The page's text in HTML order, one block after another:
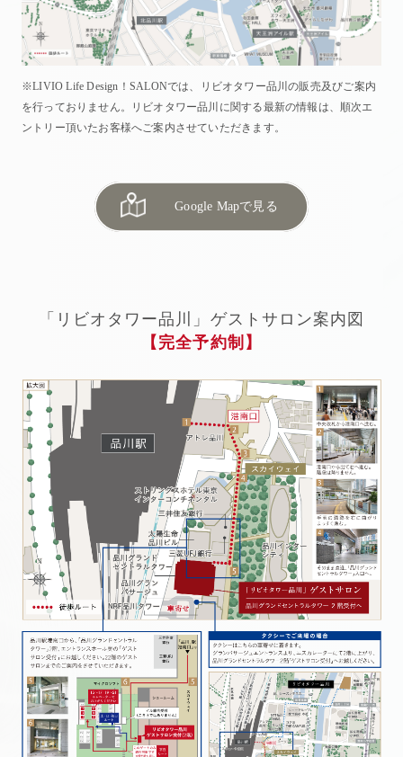
LIMITED CONTENTS
物件エントリー者様限定ページ
※LIVIO Life Design！SALONでは、
リビオタワー品川の販売及びご案内を
行っておりません。
リビオタワー品川に関する最新の情報は、順次エントリー頂いたお客様へ
ご案内させていただきます。
品川のゲストサロンにて、シアター映像や模型をご覧い
ただけます。
※LIVIO Life Design！SALONでは、 リビオタワー品川の販売及びご案内を
行っておりません。
リビオタワー品川に関する最新の情報は、順次エントリー頂いたお客様へ
ご案内させていただきます。
※LIVIO Life Design！SALONでは、リビオタワー品川の販売及びご案内
を行っておりません。リビオタワー品川に関する最新の情報は、順次エ
ントリー頂いたお客様へご案内させていただきます。
Google Mapで見る
「リビオタワー品川」ゲストサロン案内図
【完全予約制】